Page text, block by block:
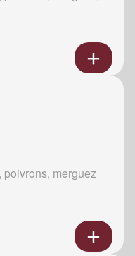
merguez